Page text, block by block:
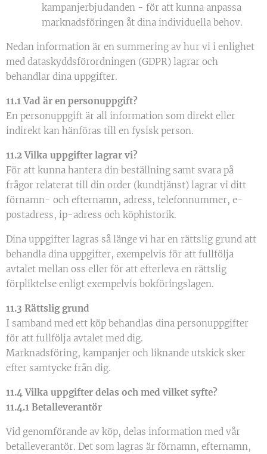
kampanjerbjudanden - för att kunna anpassa
marknadsföringen åt dina individuella behov.
Nedan information är en summering av hur vi i enlighet
med dataskyddsförordningen (GDPR) lagrar och
behandlar dina uppgifter.
11.1 Vad är en personuppgift?
En personuppgift är all information som direkt eller
indirekt kan hänföras till en fysisk person.
11.2 Vilka uppgifter lagrar vi?
För att kunna hantera din beställning samt svara på
frågor relaterat till din order (kundtjänst) lagrar vi ditt
förnamn- och efternamn, adress, telefonnummer, e-
postadress, ip-adress och köphistorik.
Dina uppgifter lagras så länge vi har en rättslig grund att
behandla dina uppgifter, exempelvis för att fullfölja
avtalet mellan oss eller för att efterleva en rättslig
förpliktelse enligt exempelvis bokföringslagen.
11.3 Rättslig grund
I samband med ett köp behandlas dina personuppgifter
för att fullfölja avtalet med dig.
Marknadsföring, kampanjer och liknande utskick sker
efter samtycke från dig.
11.4 Vilka uppgifter delas och med vilket syfte?
11.4.1 Betalleverantör
Vid genomförande av köp, delas information med vår
betalleverantör. Det som lagras är förnamn, efternamn,